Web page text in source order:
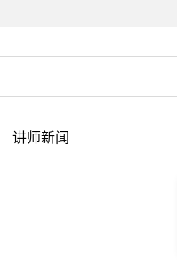
讲师新闻